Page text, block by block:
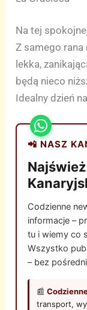
Na tej
Z samego
lekka,
będą nieco
Idealny dzień
📲 NASZ
Codzienne
informacje –
tu i wiemy co
Wszystko
– bez
📰
transport,